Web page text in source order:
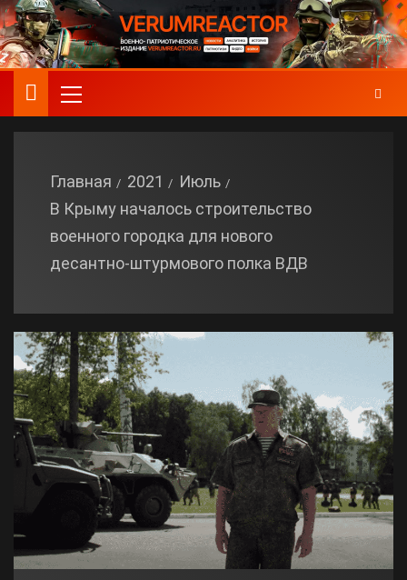
Главная 2021
Июль
В Крыму началось строительство
военного городка для нового
десантно-штурмового полка ВДВ